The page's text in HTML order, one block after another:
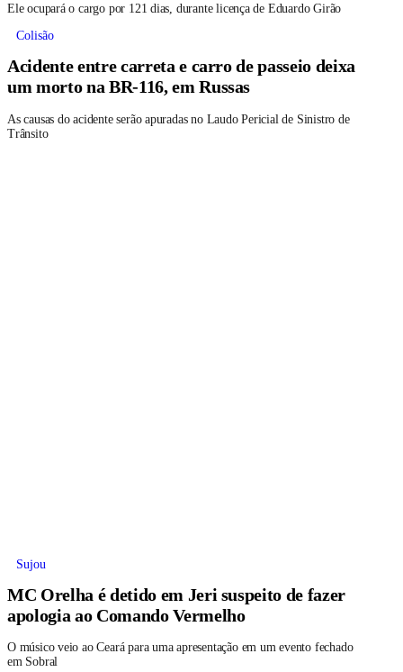
Ele ocupará o cargo por 121 dias, durante licença de Eduardo Girão
Colisão
Acidente entre carreta e carro de passeio deixa
um morto na BR-116, em Russas
As causas do acidente serão apuradas no Laudo Pericial de Sinistro de
Trânsito
Sujou
MC Orelha é detido em Jeri suspeito de fazer
apologia ao Comando Vermelho
O músico veio ao Ceará para uma apresentação em um evento fechado
em Sobral